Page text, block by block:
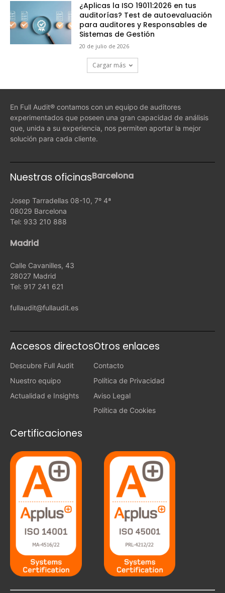
¿Aplicas la ISO 19011:2026 en tus
auditorías? Test de autoevaluación
para auditores y Responsables de
Sistemas de Gestión
20 de julio de 2026
Cargar más
En Full Audit® contamos con un equipo de auditores
experimentados que poseen una gran capacidad de análisis
que, unida a su experiencia, nos permiten aportar la mejor
solución para cada cliente.
Nuestras oficinasBarcelona
Josep Tarradellas 08-10, 7º 4ª
08029 Barcelona
Tel: 933 210 888
Madrid
Calle Cavanilles, 43
28027 Madrid
Tel: 917 241 621
fullaudit@fullaudit.es
Accesos directos
Descubre Full Audit
Nuestro equipo
Actualidad e Insights
Otros enlaces
Contacto
Política de Privacidad
Aviso Legal
Política de Cookies
Certificaciones